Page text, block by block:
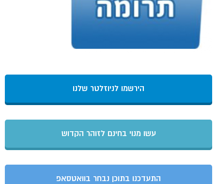
הירשמו לניוזלטר שלנו
עשו מנוי בחינם לזוהר הקדוש
התעדכנו בתוכן נבחר בוואטסאפ